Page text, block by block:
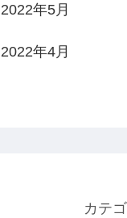
2022年5月
2022年4月
カテ